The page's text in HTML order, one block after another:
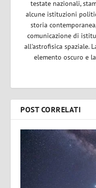
testate nazionali,
alcune istituzioni
storia
comunicazione di
all'astrofisica spaziale.
elemento oscuro e
POST CORRELATI